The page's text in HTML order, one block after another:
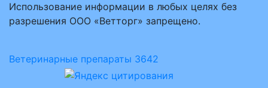
Использование информации в любых целях без
разрешения ООО «Ветторг» запрещено.
Ветеринарные препараты 3642